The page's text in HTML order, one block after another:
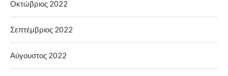
Οκτώβριος 2022
Σεπτέμβριος 2022
Αύγουστος 2022